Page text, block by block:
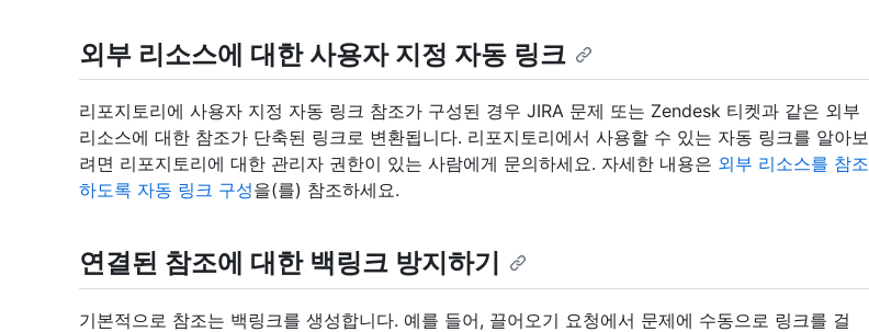
외부 리소스에 대한 사용자 지정 자동 링크
리포지토리에 사용자 지정 자동 링크 참조가 구성된 경우 JIRA 문제 또는 Zendesk 티켓과 같은 외부
리소스에 대한 참조가 단축된 링크로 변환됩니다. 리포지토리에서 사용할 수 있는 자동 링크를 알아보
려면 리포지토리에 대한 관리자 권한이 있는 사람에게 문의하세요. 자세한 내용은 외부 리소스를 참조
하도록 자동 링크 구성을(를) 참조하세요.
연결된 참조에 대한 백링크 방지하기
기본적으로 참조는 백링크를 생성합니다. 예를 들어, 끌어오기 요청에서 문제에 수동으로 링크를 걸